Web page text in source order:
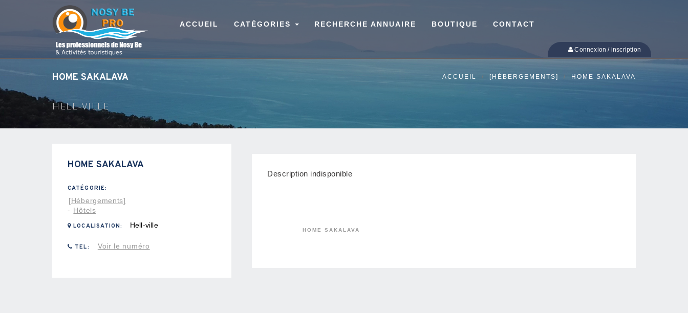
ACCUEIL CATÉGORIES RECHERCHE ANNUAIRE BOUTIQUE CONTACT
Connexion / inscription
HOME SAKALAVA
HELL-VILLE
ACCUEIL [HÉBERGEMENTS] HOME SAKALAVA
HOME SAKALAVA
CATÉGORIE:
[Hébergements]
- Hôtels
LOCALISATION: Hell-ville
TEL: Voir le numéro
Description indisponible
HOME SAKALAVA